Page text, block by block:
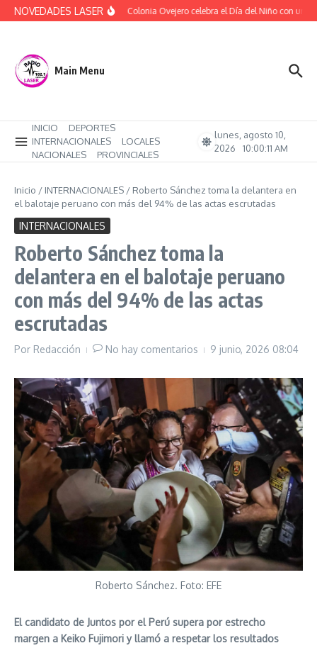
Saltar al contenido
NOVEDADES LASER(Audio) Colonia Ovejero celebra el Día del Niño con una
Main Menu
INICIO
DEPORTES
INTERNACIONALES
LOCALES
NACIONALES
PROVINCIALES
lunes, agosto 10,
2026
10:00:12 AM
Inicio / INTERNACIONALES / Roberto Sánchez toma la delantera en
el balotaje peruano con más del 94% de las actas escrutadas
INTERNACIONALES
Roberto Sánchez toma la
delantera en el balotaje peruano
con más del 94% de las actas
escrutadas
Por Redacción No hay comentarios 9 junio, 2026 08:04
Roberto Sánchez. Foto: EFE
El candidato de Juntos por el Perú supera por estrecho
margen a Keiko Fujimori y llamó a respetar los resultados